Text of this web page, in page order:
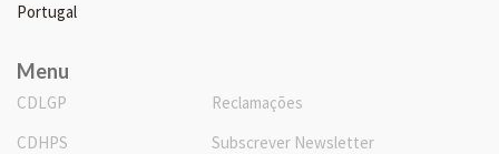
Portugal
Menu
CDLGP
CDHPS
Reclamações
Subscrever Newsletter